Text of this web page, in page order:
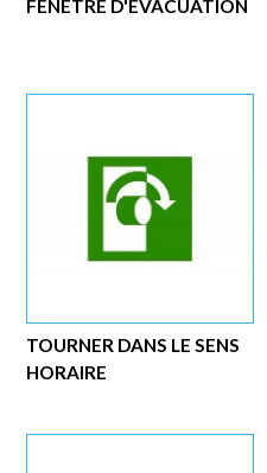
FENÊTRE D'ÉVACUATION
TOURNER DANS LE SENS
HORAIRE